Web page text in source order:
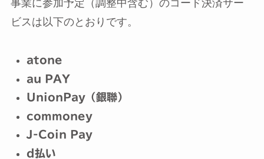
事業に参加予定（調整中含む）のコード決済サー
ビスは以下のとおりです。
atone
au PAY
UnionPay（銀聯）
commoney
J-Coin Pay
d払い